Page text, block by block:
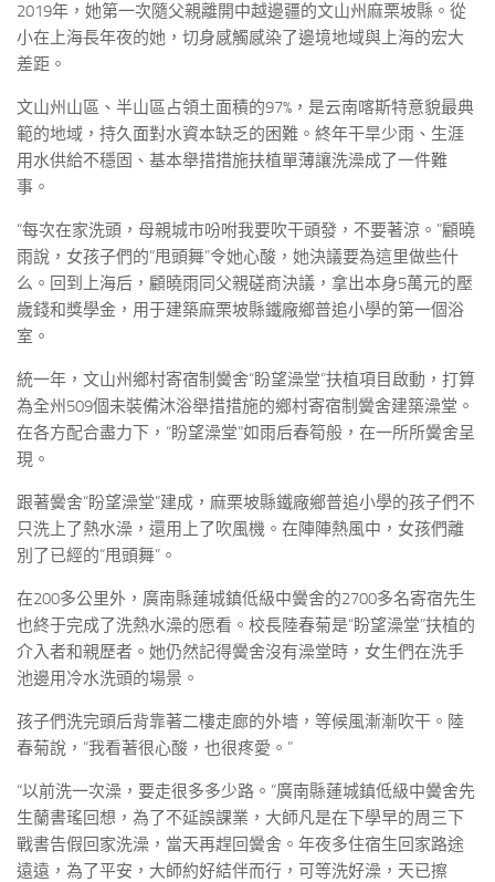
2019年，她第一次隨父親離開中越邊疆的文山州麻栗坡縣。從
小在上海長年夜的她，切身感觸感染了邊境地域與上海的宏大
差距。
文山州山區、半山區占領土面積的97%，是云南喀斯特意貌最典
範的地域，持久面對水資本缺乏的困難。終年干旱少雨、生涯
用水供給不穩固、基本舉措措施扶植單薄讓洗澡成了一件難
事。
“每次在家洗頭，母親城市吩咐我要吹干頭發，不要著涼。”顧曉
雨說，女孩子們的“甩頭舞”令她心酸，她決議要為這里做些什
么。回到上海后，顧曉雨同父親磋商決議，拿出本身5萬元的壓
歲錢和獎學金，用于建築麻栗坡縣鐵廠鄉普追小學的第一個浴
室。
統一年，文山州鄉村寄宿制黌舍“盼望澡堂”扶植項目啟動，打算
為全州509個未裝備沐浴舉措措施的鄉村寄宿制黌舍建築澡堂。
在各方配合盡力下，“盼望澡堂”如雨后春筍般，在一所所黌舍呈
現。
跟著黌舍“盼望澡堂”建成，麻栗坡縣鐵廠鄉普追小學的孩子們不
只洗上了熱水澡，還用上了吹風機。在陣陣熱風中，女孩們離
別了已經的“甩頭舞”。
在200多公里外，廣南縣蓮城鎮低級中黌舍的2700多名寄宿先生
也終于完成了洗熱水澡的愿看。校長陸春菊是“盼望澡堂”扶植的
介入者和親歷者。她仍然記得黌舍沒有澡堂時，女生們在洗手
池邊用冷水洗頭的場景。
孩子們洗完頭后背靠著二樓走廊的外墻，等候風漸漸吹干。陸
春菊說，“我看著很心酸，也很疼愛。”
“以前洗一次澡，要走很多多少路。”廣南縣蓮城鎮低級中黌舍先
生蘭書瑤回想，為了不延誤課業，大師凡是在下學早的周三下
戰書告假回家洗澡，當天再趕回黌舍。年夜多住宿生回家路途
遠遠，為了平安，大師約好結伴而行，可等洗好澡，天已擦